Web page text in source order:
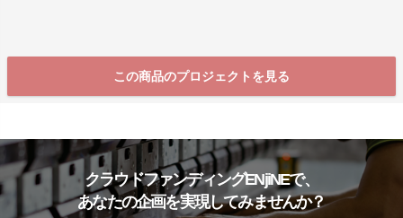
この商品のプロジェクトを見る
クラウドファンディングENjiNEで、
あなたの企画を実現してみませんか？